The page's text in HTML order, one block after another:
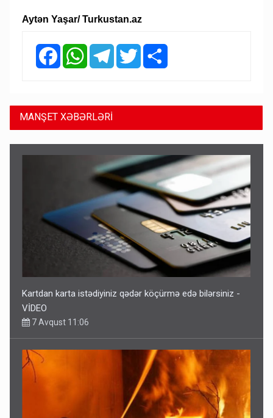
Aytən Yaşar/ Turkustan.az
FacebookWhatsAppTelegramTwitter
MANŞET XƏBƏRLƏRİ
Kartdan karta istədiyiniz qədər köçürmə edə bilərsiniz -
VİDEO
7 Avqust 11:06